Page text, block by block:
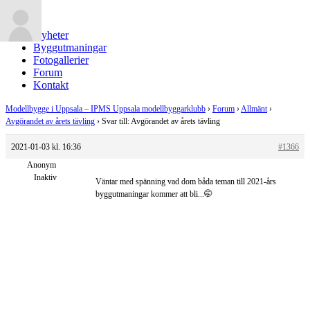
Nyheter
Byggutmaningar
Fotogallerier
Forum
Kontakt
Modellbygge i Uppsala – IPMS Uppsala modellbyggarklubb › Forum ›Allmänt ›
Avgörandet av årets tävling › Svar till: Avgörandet av årets tävling
2021-01-03 kl. 16:36
#1366
Anonym
Inaktiv
Väntar med spänning vad dom båda teman till 2021-års
byggutmaningar kommer att bli...🤭